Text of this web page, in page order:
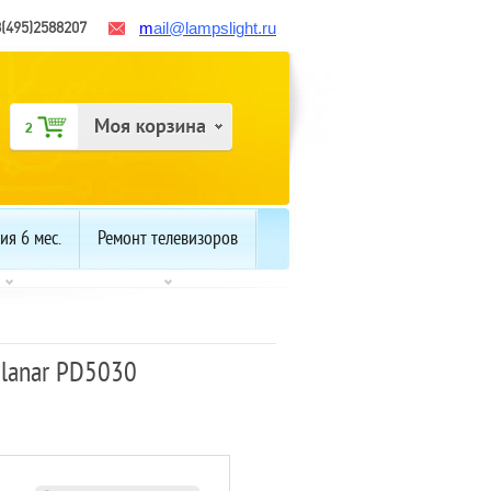
mail @lampslight.ru
6 мес. Ремонт телевизоров
PD5030